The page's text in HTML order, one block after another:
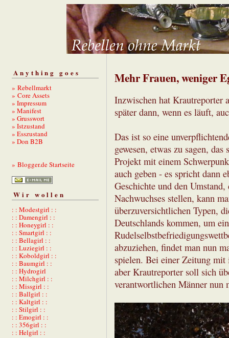
Anything goes
» Rebellmarkt
» Core Assets
» Impressum
» Manifest
» Grusswort
» Istzustand
» Esszustand
» Don B2B
» Blogger.de Startseite
Wir wollen
: : Modestgirl : :
: : Damengirl : :
: : Honeygirl : :
: : Smartgirl : :
: : Bellagirl : :
: : Luziegirl : :
: : Koboldgirl : :
: : Baumgirl : :
: : Hydrogirl
: : Milchgirl : :
: : Missgirl : :
: : Ballgirl : :
: : Kaltgirl : :
: : Stilgirl : :
: : Emogirl : :
: : 356girl : :
: : Helgirl : :
Mehr Frauen, weniger
Inzwischen hat Krautreporter
später dann, wenn es läuft,
Das ist so eine
gewesen, etwas zu sagen,
Projekt mit einem
auch geben - es spricht dann
Geschichte und den
Nachwuchses stellen, kann
überzuversichtlichen Typen,
Deutschlands kommen, um
abzuziehen, findet man nun
spielen. Bei einer Zeitung mit
aber Krautreporter soll sich
verantwortlichen Männer nun